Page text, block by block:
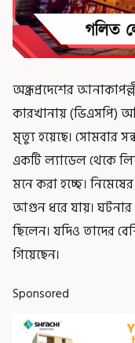
অন্ধ্রপ্রদেশের
কারখানায় (ভিএসপি)
মৃত্যু হয়েছে। সোমবার
একটি ল্যাডেল থেকে
মনে করা হচ্ছে।
আগুন ধরে যায়। ঘটনার
ছিলেন। যদিও তাদের
গিয়েছেন।
Sponsored